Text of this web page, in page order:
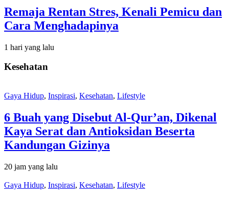
Remaja Rentan Stres, Kenali Pemicu dan
Cara Menghadapinya
1 hari yang lalu
Kesehatan
Gaya Hidup, Inspirasi, Kesehatan, Lifestyle
6 Buah yang Disebut Al-Qur’an, Dikenal
Kaya Serat dan Antioksidan Beserta
Kandungan Gizinya
20 jam yang lalu
Gaya Hidup, Inspirasi, Kesehatan, Lifestyle